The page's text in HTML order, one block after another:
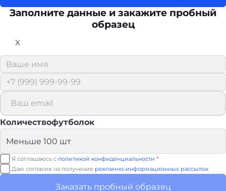
Заполните данные и закажите пробный
образец
X
Количествофутболок
Я соглашаюсь с политикой конфиденциальности *
Даю согласие на получение рекламно-информационных рассылок
Заказать пробный образец